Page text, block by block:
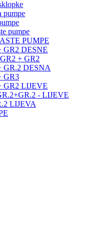
pumpe
pumpe
PUMPE
GR2 DESNE
+ GR2
GR.2 DESNA
GR3
GR2 LIJEVE
- LIJEVE
LIJEVA